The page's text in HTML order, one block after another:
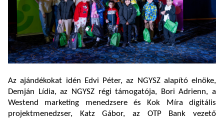
Az ajándékokat idén Edvi Péter, az NGYSZ alapító elnöke,
Demján Lídia, az NGYSZ régi támogatója, Bori Adrienn, a
Westend marketing menedzsere és Kok Míra digitális
projektmenedzser, Katz Gábor, az OTP Bank vezető